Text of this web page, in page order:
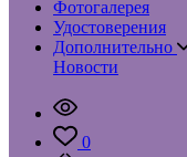
Фотогалерея
Удостоверения
Дополнительно
Новости
0